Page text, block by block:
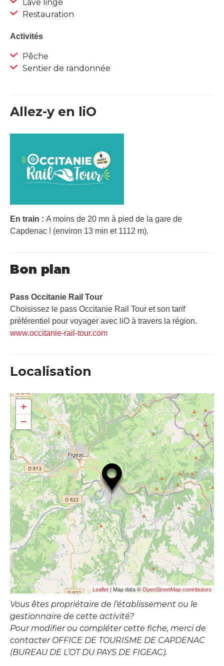
Lave linge
Restauration
Activités
Pêche
Sentier de randonnée
Allez-y en liO
En train : A moins de 20 mn à pied de la gare de
Capdenac ! (environ 13 min et 1112 m).
Bon plan
Pass Occitanie Rail Tour​
Choisissez le pass Occitanie Rail Tour et son tarif
préférentiel pour voyager avec liO à travers la région.
www.occitanie-rail-tour.com
Localisation
+
−
Leaflet | Map data © OpenStreetMap contributors
Vous êtes propriétaire de l’établissement ou le
gestionnaire de cette activité?
Pour modifier ou compléter cette fiche, merci de
contacter OFFICE DE TOURISME DE CAPDENAC
(BUREAU DE L’OT DU PAYS DE FIGEAC).